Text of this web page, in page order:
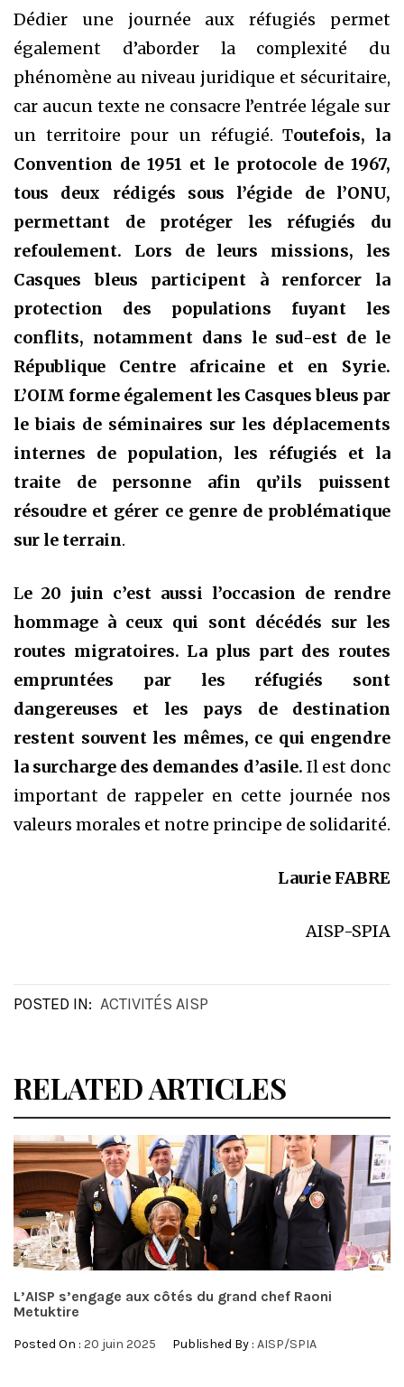
Dédier une journée aux réfugiés permet
également d’aborder la complexité du
phénomène au niveau juridique et sécuritaire,
car aucun texte ne consacre l’entrée légale sur
un territoire pour un réfugié. Toutefois, la
Convention de 1951 et le protocole de 1967,
tous deux rédigés sous l’égide de l’ONU,
permettant de protéger les réfugiés du
refoulement. Lors de leurs missions, les
Casques bleus participent à renforcer la
protection des populations fuyant les
conflits, notamment dans le sud-est de le
République Centre africaine et en Syrie.
L’OIM forme également les Casques bleus par
le biais de séminaires sur les déplacements
internes de population, les réfugiés et la
traite de personne afin qu’ils puissent
résoudre et gérer ce genre de problématique
sur le terrain.
Le 20 juin c’est aussi l’occasion de rendre
hommage à ceux qui sont décédés sur les
routes migratoires. La plus part des routes
empruntées par les réfugiés sont
dangereuses et les pays de destination
restent souvent les mêmes, ce qui engendre
la surcharge des demandes d’asile. Il est donc
important de rappeler en cette journée nos
valeurs morales et notre principe de solidarité.
Laurie FABRE
AISP-SPIA
POSTED IN: ACTIVITÉS AISP
RELATED ARTICLES
L’AISP s’engage aux côtés du grand chef Raoni
Metuktire
Posted On : 20 juin 2025 Published By : AISP/SPIA